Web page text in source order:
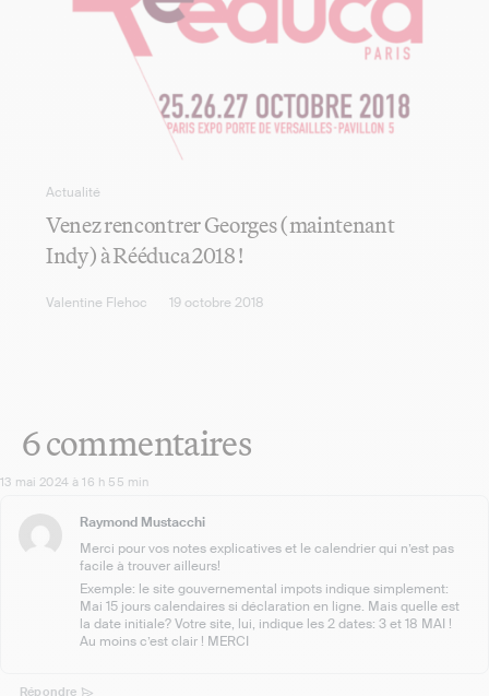
Actualité
Venez rencontrer Georges (maintenant
Indy) à Rééduca 2018 !
Valentine Flehoc 19 octobre 2018
6 commentaires
13 mai 2024 à 16 h 55 min
Raymond Mustacchi
Merci pour vos notes explicatives et le calendrier qui n’est pas
facile à trouver ailleurs!
Exemple: le site gouvernemental impots indique simplement:
Mai 15 jours calendaires si déclaration en ligne. Mais quelle est
la date initiale? Votre site, lui, indique les 2 dates: 3 et 18 MAI !
Au moins c’est clair ! MERCI
Répondre